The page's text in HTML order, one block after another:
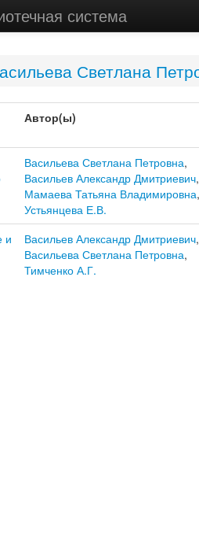
система
Светлана
Автор(ы)
Васильева Светлана Петровна,
Васильев Александр Дмитриевич,
Мамаева Татьяна Владимировна,
Устьянцева Е.В.
и
Васильев Александр Дмитриевич,
Васильева Светлана Петровна,
Тимченко А.Г.